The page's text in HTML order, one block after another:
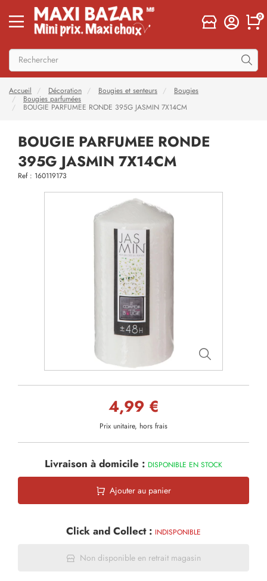
0
Accueil Décoration Bougies et senteurs
Bougies
Bougies parfumées
BOUGIE PARFUMEE RONDE 395G JASMIN 7X14CM
BOUGIE PARFUMEE RONDE
395G JASMIN 7X14CM
Ref : 160119173
4,99 €
Prix unitaire, hors frais
Livraison à domicile : DISPONIBLE EN STOCK
Ajouter au panier
Click and Collect : INDISPONIBLE
Non disponible en retrait magasin